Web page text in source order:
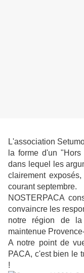
L'association
la forme d'un
dans lequel les
clairement
courant septembre.
NOSTERPACA
convaincre les
notre région de
maintenue
A notre point de
PACA, c'est bien le
!